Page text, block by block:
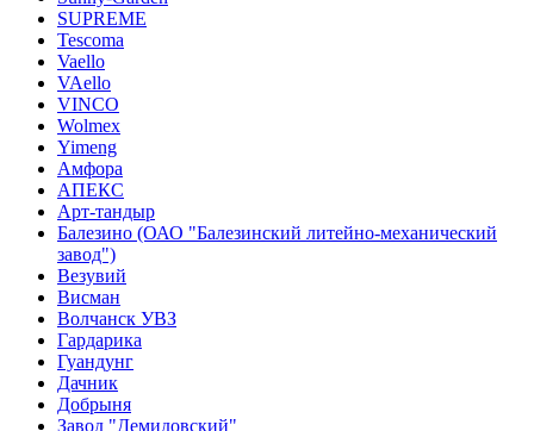
SUPREME
Tescoma
Vaello
VAello
VINCO
Wolmex
Yimeng
Амфора
АПЕКС
Арт-тандыр
Балезино (ОАО "Балезинский литейно-механический
завод")
Везувий
Висман
Волчанск УВЗ
Гардарика
Гуандунг
Дачник
Добрыня
Завод "Демидовский"